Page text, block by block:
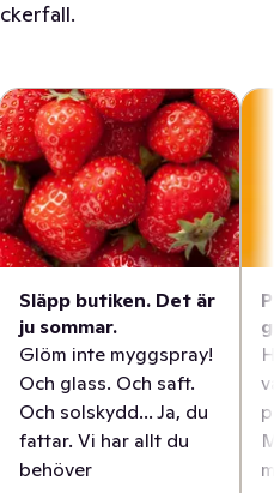
Släpp butiken. Det är
ju sommar.
Glöm inte myggspray!
Och glass. Och saft.
Och solskydd... Ja, du
fattar. Vi har allt du
behöver